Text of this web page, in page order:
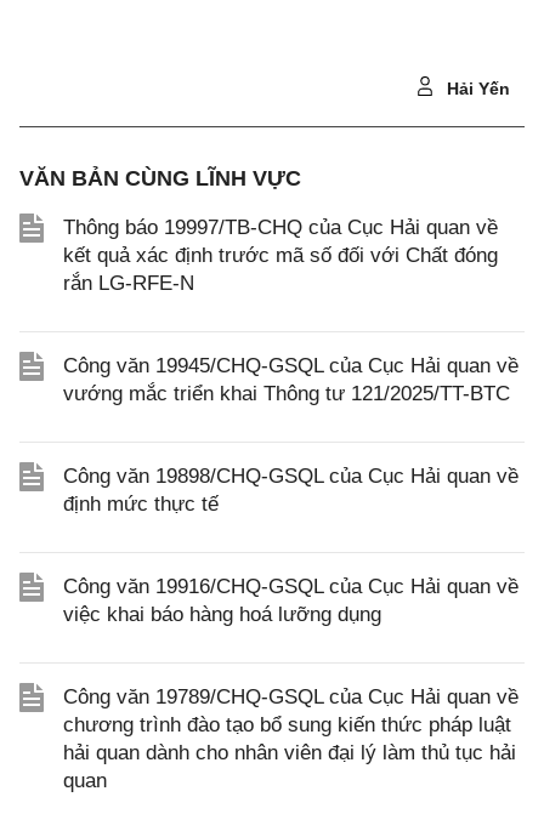
Hải Yến
VĂN BẢN CÙNG LĨNH VỰC
Thông báo 19997/TB-CHQ của Cục Hải quan về
kết quả xác định trước mã số đối với Chất đóng
rắn LG-RFE-N
Công văn 19945/CHQ-GSQL của Cục Hải quan về
vướng mắc triển khai Thông tư 121/2025/TT-BTC
Công văn 19898/CHQ-GSQL của Cục Hải quan về
định mức thực tế
Công văn 19916/CHQ-GSQL của Cục Hải quan về
việc khai báo hàng hoá lưỡng dụng
Công văn 19789/CHQ-GSQL của Cục Hải quan về
chương trình đào tạo bổ sung kiến thức pháp luật
hải quan dành cho nhân viên đại lý làm thủ tục hải
quan